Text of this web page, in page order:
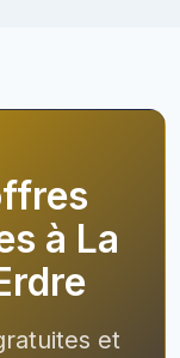
à La
et